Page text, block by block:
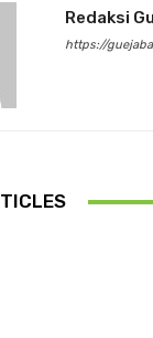
Redaksi
https://